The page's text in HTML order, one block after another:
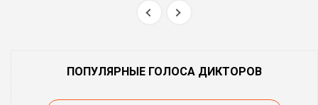
ПОПУЛЯРНЫЕ ГОЛОСА ДИКТОРОВ